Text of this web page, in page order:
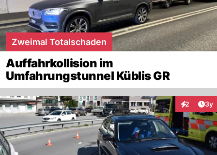
Zweimal Totalschaden
Auffahrkollision im
Umfahrungstunnel Küblis GR
2 3y